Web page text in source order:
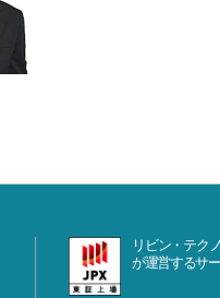
リビン・テク
が運営するサ